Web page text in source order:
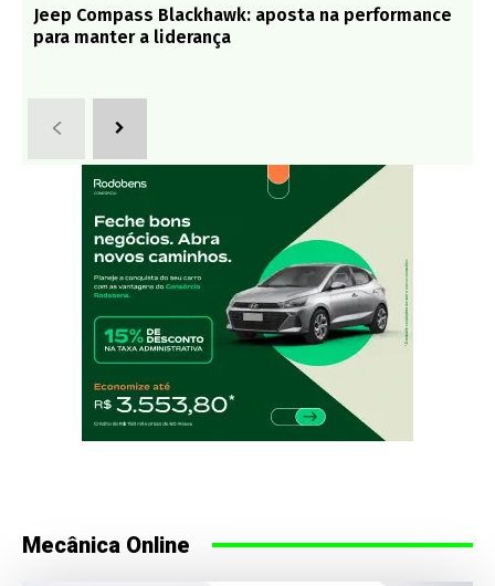
Jeep Compass Blackhawk: aposta na performance
para manter a liderança
Mecânica Online